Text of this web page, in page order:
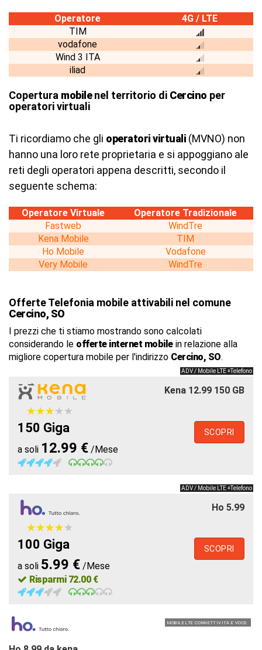
Operatore
4G / LTE
TIM
vodafone
Wind 3 ITA
iliad
Copertura mobilenel territorio di Cercino per
operatori virtuali
Ti ricordiamo che gli operatori virtuali (MVNO) non
hanno una loro rete proprietaria e si appoggiano ale
reti degli operatori appena descritti, secondo il
seguente schema:
Operatore Virtuale
Operatore Tradizionale
Fastweb
WindTre
Kena Mobile
TIM
Ho Mobile
Vodafone
Very Mobile
WindTre
Offerte Telefonia mobile attivabili nel comune
Cercino, SO
I prezzi che ti stiamo mostrando sono calcolati
considerando le offerte internet mobilein relazione alla
migliore copertura mobile per l'indirizzo Cercino, SO.
ADV / Mobile LTE +Telefono
Kena 12.99 150 GB
★★★★★
★★★★★
150 Giga
a soli 12.99 € /Mese
SCOPRI
ADV / Mobile LTE +Telefono
Ho 5.99
★★★★★
★★★★★
100 Giga
a soli 5.99 € /Mese
Risparmi 72.00 €
SCOPRI
MOBILE LTE CONNETTIVITÀ E VOCE